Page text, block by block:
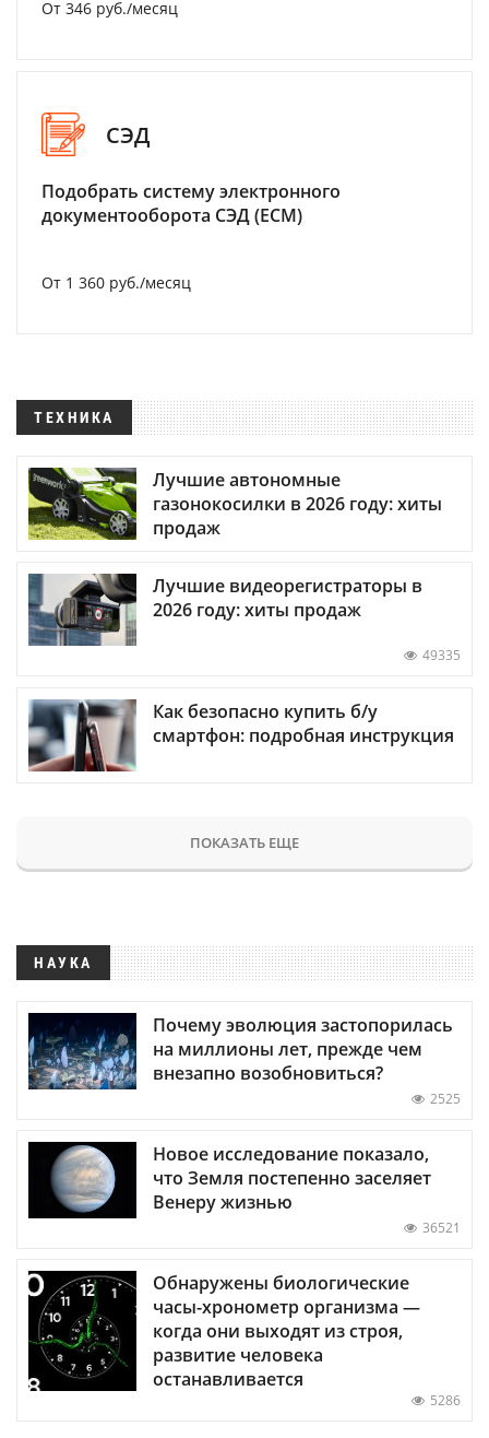
От 346 руб./месяц
СЭД
Подобрать систему электронного
документооборота СЭД (ECM)
От 1 360 руб./месяц
ТЕХНИКА
Лучшие автономные
газонокосилки в 2026 году: хиты
продаж
Лучшие видеорегистраторы в
2026 году: хиты продаж
49335
Как безопасно купить б/у
смартфон: подробная инструкция
ПОКАЗАТЬ ЕЩЕ
НАУКА
Почему эволюция застопорилась
на миллионы лет, прежде чем
внезапно возобновиться?
2525
Новое исследование показало,
что Земля постепенно заселяет
Венеру жизнью
36521
Обнаружены биологические
часы-хронометр организма —
когда они выходят из строя,
развитие человека
останавливается
5286